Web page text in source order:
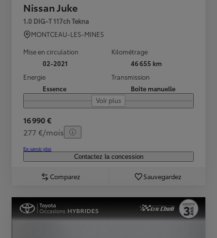
Nissan Juke
1.0 DIG-T 117ch Tekna
MONTCEAU-LES-MINES
Mise en circulation
02-2021
Kilométrage
46 655 km
Energie
Essence
Transmission
Boîte manuelle
Voir plus
16 990 €
277 €/mois
En savoir plus
Contactez la concession
Comparez Sauvegardez